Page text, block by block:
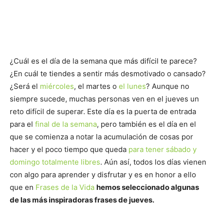
¿Cuál es el día de la semana que más difícil te parece?
¿En cuál te tiendes a sentir más desmotivado o cansado?
¿Será el miércoles, el martes o el lunes? Aunque no
siempre sucede, muchas personas ven en el jueves un
reto difícil de superar. Este día es la puerta de entrada
para el final de la semana, pero también es el día en el
que se comienza a notar la acumulación de cosas por
hacer y el poco tiempo que queda para tener sábado y
domingo totalmente libres. Aún así, todos los días vienen
con algo para aprender y disfrutar y es en honor a ello
que en Frases de la Vida hemos seleccionado algunas
de las más inspiradoras frases de jueves.